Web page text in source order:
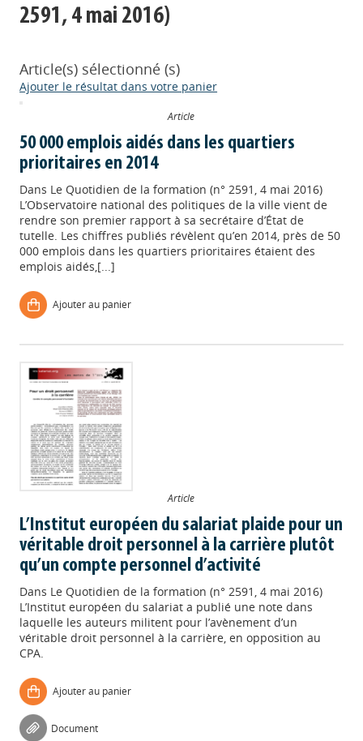
2591, 4 mai 2016)
Article(s) sélectionné (s)
Ajouter le résultat dans votre panier
Article
50 000 emplois aidés dans les quartiers
prioritaires en 2014
Dans Le Quotidien de la formation (n° 2591, 4 mai 2016)
L’Observatoire national des politiques de la ville vient de
rendre son premier rapport à sa secrétaire d’État de
tutelle. Les chiffres publiés révèlent qu’en 2014, près de 50
000 emplois dans les quartiers prioritaires étaient des
emplois aidés,[...]
Ajouter au panier
Article
L’Institut européen du salariat plaide pour un
véritable droit personnel à la carrière plutôt
qu’un compte personnel d’activité
Dans Le Quotidien de la formation (n° 2591, 4 mai 2016)
L’Institut européen du salariat a publié une note dans
laquelle les auteurs militent pour l’avènement d’un
véritable droit personnel à la carrière, en opposition au
CPA.
Ajouter au panier
Document